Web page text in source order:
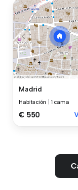
Madrid
Habitación 1 cama
€ 550